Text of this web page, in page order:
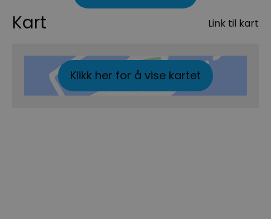
Kart Link til kart
Klikk her for å vise kartet